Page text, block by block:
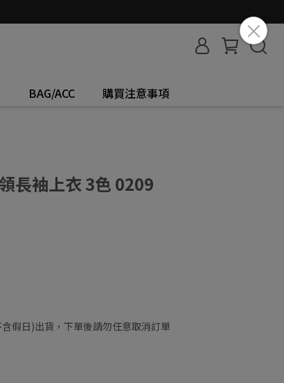
BAG/ACC 購買注意事項
長袖上衣 3色 0209
假日)出貨，下單後請勿任意取消訂單